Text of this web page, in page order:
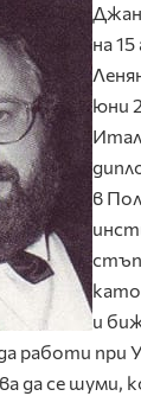
на
юни
в
като
и
работи
да се шуми,